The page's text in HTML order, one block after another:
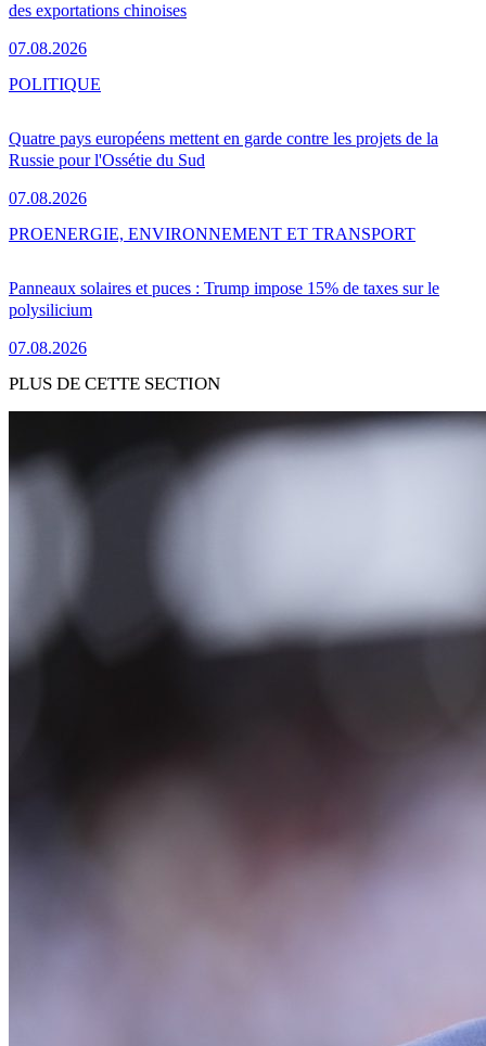
des exportations chinoises
07.08.2026
Quatre pays européens mettent en garde contre les projets de la
Russie pour l'Ossétie du Sud
07.08.2026
POLITIQUE
Panneaux solaires et puces : Trump impose 15% de taxes sur le
polysilicium
07.08.2026
PROENERGIE, ENVIRONNEMENT ET TRANSPORT
PLUS DE CETTE SECTION